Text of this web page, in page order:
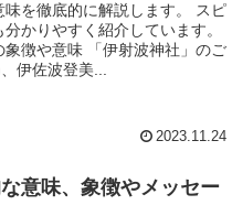
味を徹底的に解説します。 スピ
かりやすく紹介しています。
象徴や意味 「伊射波神社」のご
伊佐波登美...
2023.11.24
意味、象徴やメッセー